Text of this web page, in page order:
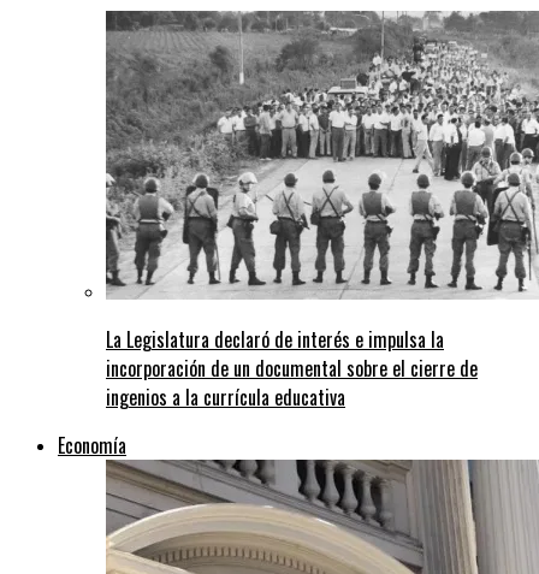
La Legislatura declaró de interés e impulsa la
incorporación de un documental sobre el cierre de
ingenios a la currícula educativa
Economía